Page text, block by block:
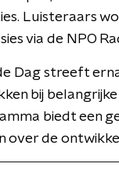
Luisteraars
via de NPO
Dag streeft
bij
biedt een
over de